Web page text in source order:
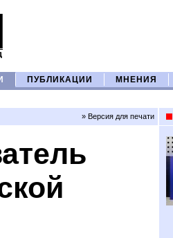
ПУБЛИКАЦИИ МНЕНИЯ
» Версия для печати